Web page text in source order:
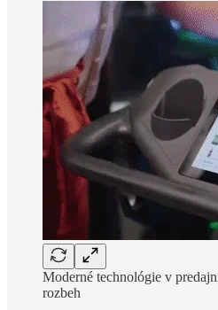
Moderné technológie v
rozbeh